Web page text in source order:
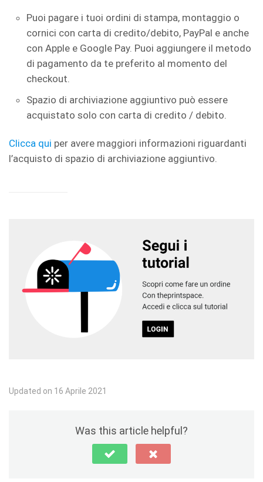
Puoi pagare i tuoi ordini di stampa, montaggio o
cornici con carta di credito/debito, PayPal e anche
con Apple e Google Pay. Puoi aggiungere il metodo
di pagamento da te preferito al momento del
checkout.
Spazio di archiviazione aggiuntivo può essere
acquistato solo con carta di credito / debito.
Clicca qui per avere maggiori informazioni riguardanti
l’acquisto di spazio di archiviazione aggiuntivo.
Updated on 16 Aprile 2021
Was this article helpful?